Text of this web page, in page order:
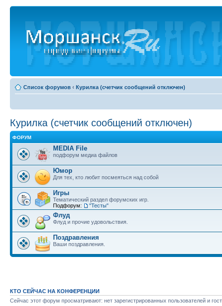
Список форумов ‹ Курилка (счетчик сообщений отключен)
Курилка (счетчик сообщений отключен)
ФОРУМ
MEDIA File
подфорум медиа файлов
Юмор
Для тех, кто любит посмеяться над собой
Игры
Тематический раздел форумских игр.
Подфорум:
"Тесты"
Флуд
Флуд и прочие удовольствия.
Поздравления
Ваши поздравления.
КТО СЕЙЧАС НА КОНФЕРЕНЦИИ
Сейчас этот форум просматривают: нет зарегистрированных пользователей и